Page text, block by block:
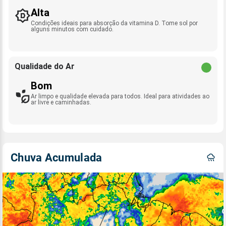
Alta
Condições ideais para absorção da vitamina D. Tome sol por
alguns minutos com cuidado.
Qualidade do Ar
Bom
Ar limpo e qualidade elevada para todos. Ideal para atividades ao
ar livre e caminhadas.
Chuva Acumulada